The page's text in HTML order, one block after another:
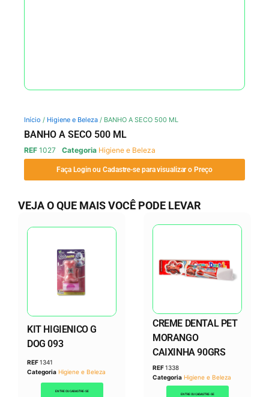
Início / Higiene e Beleza / BANHO A SECO 500 ML
BANHO A SECO 500 ML
REF 1027 Categoria Higiene e Beleza
Faça Login ou Cadastre-se para visualizar o Preço
VEJA O QUE MAIS VOCÊ PODE LEVAR
KIT HIGIENICO G
DOG 093
REF1341
Categoria Higiene e Beleza
ENTRE OU CADASTRE-SE
CREME DENTAL PET
MORANGO
CAIXINHA 90GRS
REF1338
Categoria Higiene e Beleza
ENTRE OU CADASTRE-SE